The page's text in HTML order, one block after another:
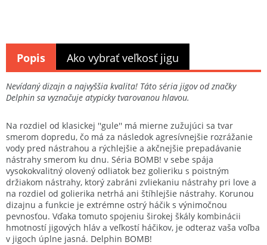
Nevídaný dizajn a najvyššia kvalita! Táto séria jigov od značky
Delphin sa vyznačuje atypicky tvarovanou hlavou.
Na rozdiel od klasickej ''gule'' má mierne zužujúci sa tvar
smerom dopredu, čo má za následok agresívnejšie rozrážanie
vody pred nástrahou a rýchlejšie a akčnejšie prepadávanie
nástrahy smerom ku dnu. Séria BOMB! v sebe spája
vysokokvalitný olovený odliatok bez golieriku s poistným
držiakom nástrahy, ktorý zabráni zvliekaniu nástrahy pri love a
na rozdiel od golierika netrhá ani štíhlejšie nástrahy. Korunou
dizajnu a funkcie je extrémne ostrý háčik s výnimočnou
pevnosťou. Vďaka tomuto spojeniu širokej škály kombinácii
hmotností jigových hláv a veľkostí háčikov, je odteraz vaša voľba
v jigoch úplne jasná. Delphin BOMB!
Popis Ako vybrať veľkosť jigu